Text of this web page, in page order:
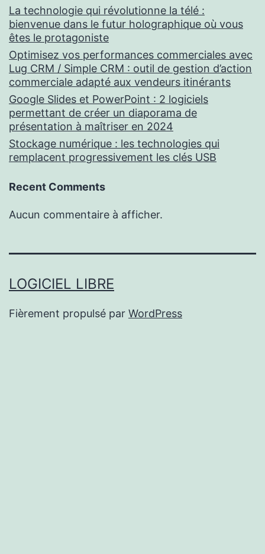
La technologie qui révolutionne la télé :
bienvenue dans le futur holographique où vous
êtes le protagoniste
Optimisez vos performances commerciales avec
Lug CRM / Simple CRM : outil de gestion d’action
commerciale adapté aux vendeurs itinérants
Google Slides et PowerPoint : 2 logiciels
permettant de créer un diaporama de
présentation à maîtriser en 2024
Stockage numérique : les technologies qui
remplacent progressivement les clés USB
Recent Comments
Aucun commentaire à afficher.
LOGICIEL LIBRE
Fièrement propulsé par WordPress